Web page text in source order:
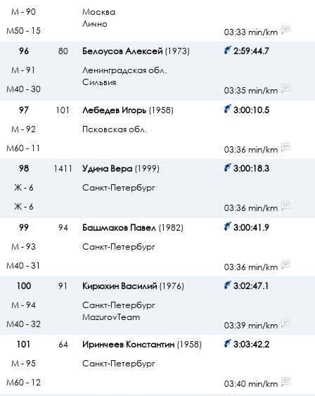
Москва
Лично
М - 90
М50 - 15
03:33 min/km
96
80 Белоусов Алексей(1973)
Ленинградская обл.
Сильвия
2:59:44.7
М - 91
М40 - 30
03:35 min/km
97
101 Лебедев Игорь(1958)
Псковская обл.
3:00:10.5
М - 92
М60 - 11
03:36 min/km
98
1411 Удина Вера(1999)
Санкт-Петербург
3:00:18.3
Ж - 6
Ж - 6
03:36 min/km
99
94 Башмаков Павел(1982)
Санкт-Петербург
3:00:41.9
М - 93
М40 - 31
03:36 min/km
100
91 Кирюхин Василий(1976)
Санкт-Петербург
MazurovTeam
3:02:47.1
М - 94
М40 - 32
03:39 min/km
101
64 Иринчеев Константин(1958)
Санкт-Петербург
3:03:42.2
М - 95
М60 - 12
03:40 min/km